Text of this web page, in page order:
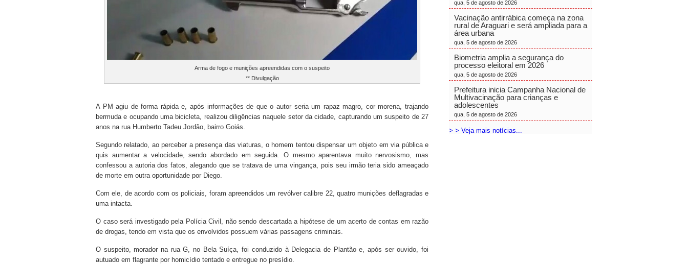
Arma de fogo e munições apreendidas com o suspeito
** Divulgação
A PM agiu de forma rápida e, após informações de que o autor seria um rapaz magro, cor morena, trajando
bermuda e ocupando uma bicicleta, realizou diligências naquele setor da cidade, capturando um suspeito de 27
anos na rua Humberto Tadeu Jordão, bairro Goiás.
Segundo relatado, ao perceber a presença das viaturas, o homem tentou dispensar um objeto em via pública e
quis aumentar a velocidade, sendo abordado em seguida. O mesmo aparentava muito nervosismo, mas
confessou a autoria dos fatos, alegando que se tratava de uma vingança, pois seu irmão teria sido ameaçado
de morte em outra oportunidade por Diego.
Com ele, de acordo com os policiais, foram apreendidos um revólver calibre 22, quatro munições deflagradas e
uma intacta.
O caso será investigado pela Polícia Civil, não sendo descartada a hipótese de um acerto de contas em razão
de drogas, tendo em vista que os envolvidos possuem várias passagens criminais.
O suspeito, morador na rua G, no Bela Suíça, foi conduzido à Delegacia de Plantão e, após ser ouvido, foi
autuado em flagrante por homicídio tentado e entregue no presídio.
qua, 5 de agosto de 2026
Vacinação antirrábica começa na zona
rural de Araguari e será ampliada para a
área urbana
qua, 5 de agosto de 2026
Biometria amplia a segurança do
processo eleitoral em 2026
qua, 5 de agosto de 2026
Prefeitura inicia Campanha Nacional de
Multivacinação para crianças e
adolescentes
qua, 5 de agosto de 2026
> > Veja mais notícias...